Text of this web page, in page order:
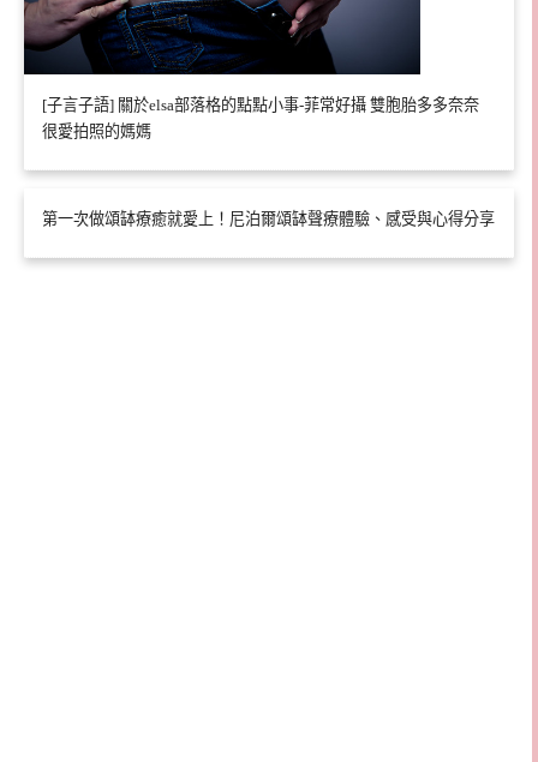
[子言子語] 關於elsa部落格的點點小事-菲常好攝 雙胞胎多多奈奈
很愛拍照的媽媽
第一次做頌缽療癒就愛上！尼泊爾頌缽聲療體驗、感受與心得分享